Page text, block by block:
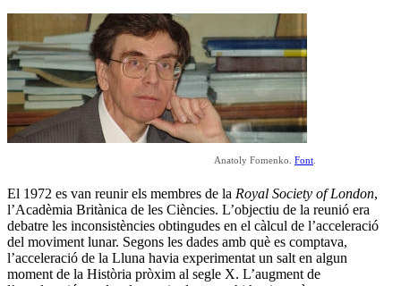
Anatoly Fomenko. Font
El 1972 es van reunir els membres de la Royal Society of London,
l’Acadèmia Britànica de les Ciències. L’objectiu de la reunió era
debatre les inconsistències obtingudes en el càlcul de l’acceleració
del moviment lunar. Segons les dades amb què es comptava,
l’acceleració de la Lluna havia experimentat un salt en algun
moment de la Història pròxim al segle X. L’augment de